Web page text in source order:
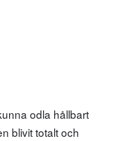
odla hållbart
blivit totalt och